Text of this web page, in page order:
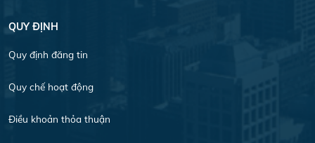
QUY ĐỊNH
Quy định đăng tin
Quy chế hoạt động
Điều khoản thỏa thuận